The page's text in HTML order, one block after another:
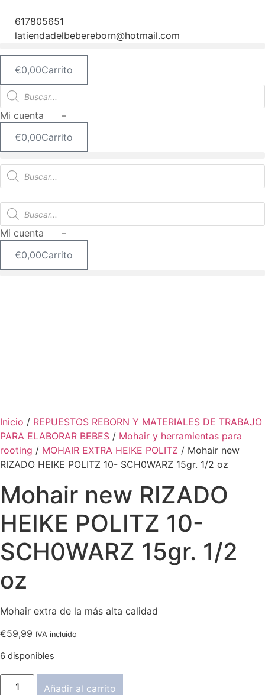
contenido
617805651
latiendadelbebereborn@hotmail.com
€0,00Carrito
Búsqueda
de
productos
Mi cuenta –
€0,00Carrito
Búsqueda
de
productos
Búsqueda
de
productos
Mi cuenta –
€0,00Carrito
Inicio / REPUESTOS REBORN Y MATERIALES DE TRABAJO
PARA ELABORAR BEBES / Mohair y herramientas para
rooting / MOHAIR EXTRA HEIKE POLITZ / Mohair new
RIZADO HEIKE POLITZ 10- SCH0WARZ 15gr. 1/2 oz
Mohair new RIZADO
HEIKE POLITZ 10-
SCH0WARZ 15gr. 1/2
oz
Mohair extra de la más alta calidad
€59,99 IVA incluido
6 disponibles
Mohair
Añadir al carrito